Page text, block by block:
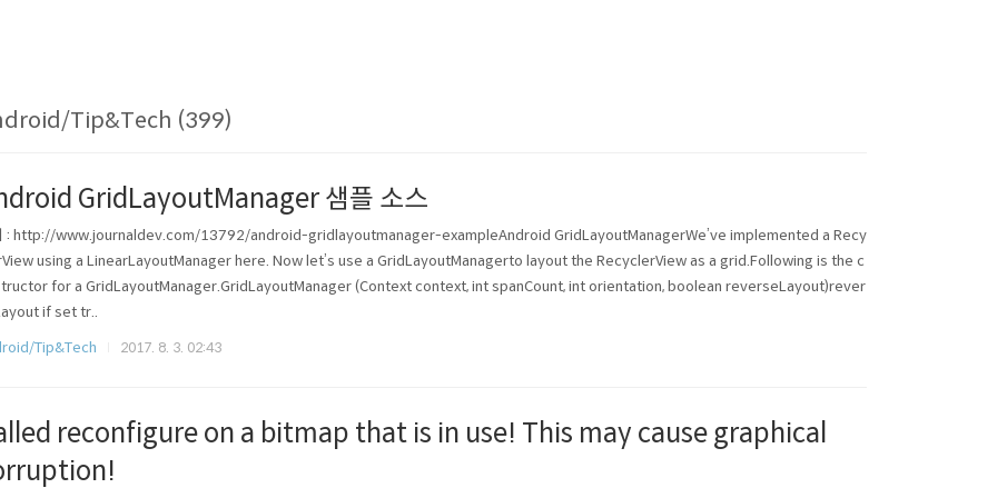
Tip&Tech (399)
GridLayoutManager 샘플 소스
: http://www.journaldev.com/13792/android-gridlayoutmanager-exampleAndroid GridLayoutManagerWe’ve implemented a Recy
using a LinearLayoutManager here. Now let’s use a GridLayoutManagerto layout the RecyclerView as a grid.Following is the c
for a GridLayoutManager.GridLayoutManager (Context context, int spanCount, int orientation, boolean reverseLayout)rever
if set tr..
Tip&Tech
2017. 8. 3. 02:43
reconfigure on a bitmap that is in use! This may cause graphical